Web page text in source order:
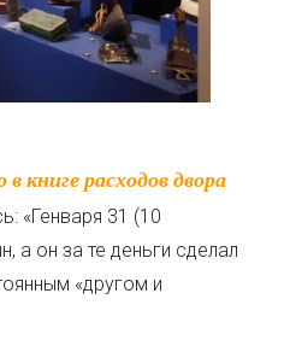
«Генваря 31 (10
а он за те деньги сделал
«другом и